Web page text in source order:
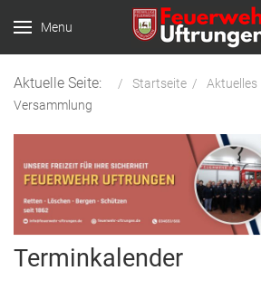
Menu
Aktuelle Seite: Startseite Aktuelles
Versammlung
Terminkalender